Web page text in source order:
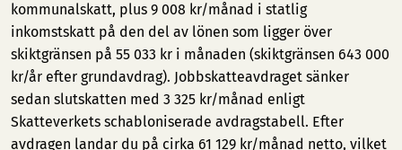
kommunalskatt, plus 9 008 kr/månad i statlig
inkomstskatt på den del av lönen som ligger över
skiktgränsen på 55 033 kr i månaden (skiktgränsen 643 000
kr/år efter grundavdrag). Jobbskatteavdraget sänker
sedan slutskatten med 3 325 kr/månad enligt
Skatteverkets schabloniserade avdragstabell. Efter
avdragen landar du på cirka 61 129 kr/månad netto, vilket